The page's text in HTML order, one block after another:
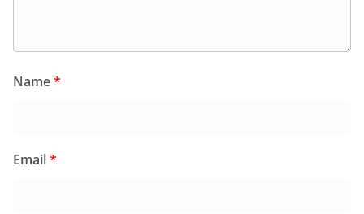
Name*
Email*